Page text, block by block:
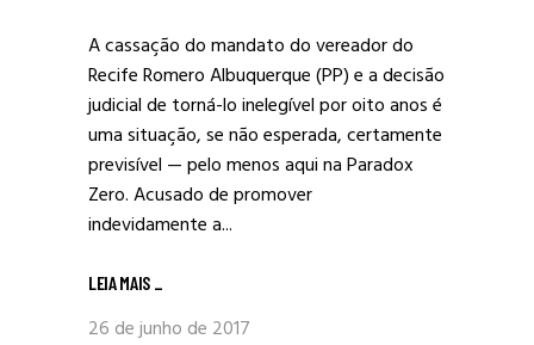
A cassação do mandato do vereador do
Recife Romero Albuquerque (PP) e a decisão
judicial de torná-lo inelegível por oito anos é
uma situação, se não esperada, certamente
previsível — pelo menos aqui na Paradox
Zero. Acusado de promover
indevidamente a...
LEIA MAIS _
26 de junho de 2017